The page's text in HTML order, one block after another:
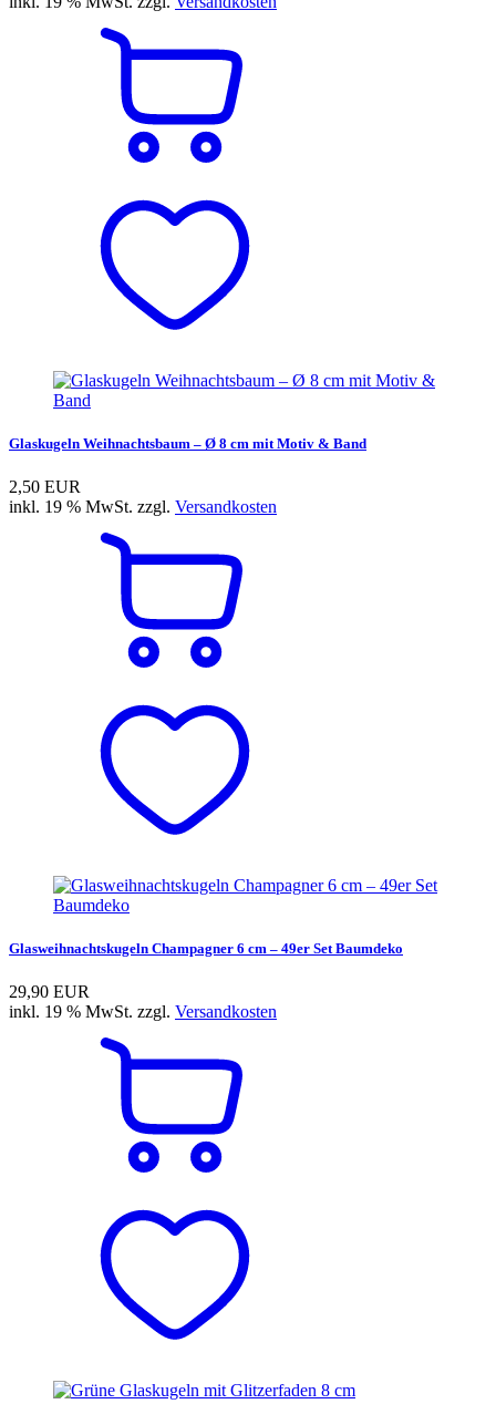
Glaskugeln Weihnachtsbaum – Ø 8 cm mit Motiv & Band
2,50 EUR
inkl. 19 % MwSt. zzgl. Versandkosten
Glasweihnachtskugeln Champagner 6 cm – 49er Set Baumdeko
29,90 EUR
inkl. 19 % MwSt. zzgl. Versandkosten